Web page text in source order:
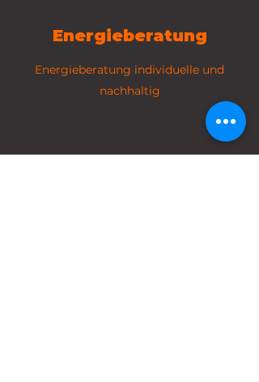
Energieberatung
Energieberatung individuelle und
nachhaltig